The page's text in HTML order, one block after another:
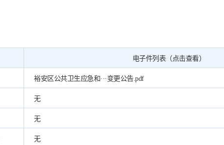
电子件列表（点击查看）
裕安区公共卫生应急和···变更公告.pdf
无
无
无